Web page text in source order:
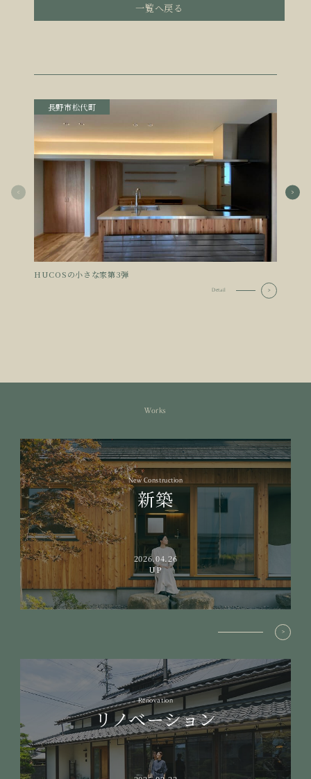
一覧へ戻る
長野市松代町
HUCOSの小さな家第3弾
Detail
Works
New Construction
新築
2026.04.26
UP
Renovation
リノベーション